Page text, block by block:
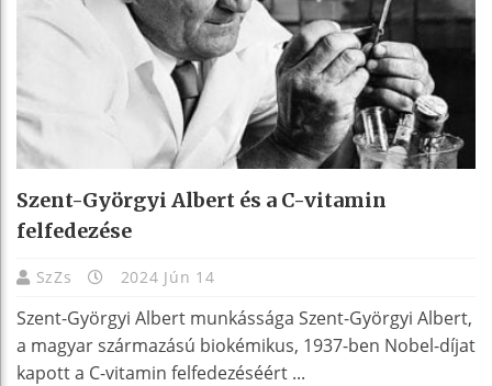
Szent-Györgyi Albert és a C-vitamin
felfedezése
SzZs 2024 Jún 14
Szent-Györgyi Albert munkássága Szent-Györgyi Albert,
a magyar származású biokémikus, 1937-ben Nobel-díjat
kapott a C-vitamin felfedezéséért ...